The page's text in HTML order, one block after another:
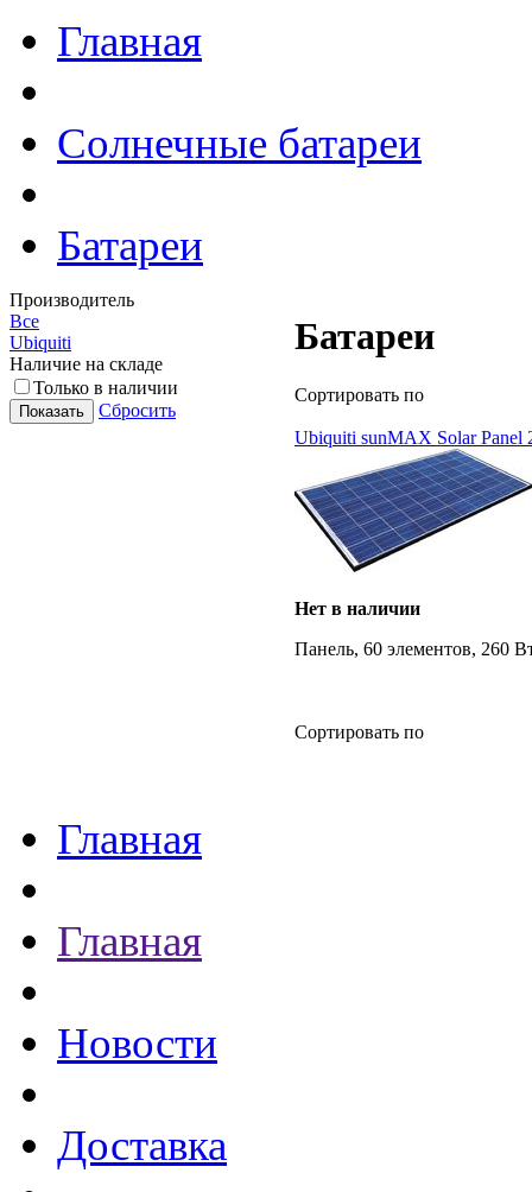
Главная
Солнечные батареи
Батареи
Производитель
Все
Ubiquiti
Наличие на складе
Только в наличии
Сбросить
Батареи
Сортировать по
Ubiquiti sunMAX Solar Panel
Нет в наличии
Панель, 60 элементов, 260
Сортировать по
Главная
Главная
Новости
Доставка